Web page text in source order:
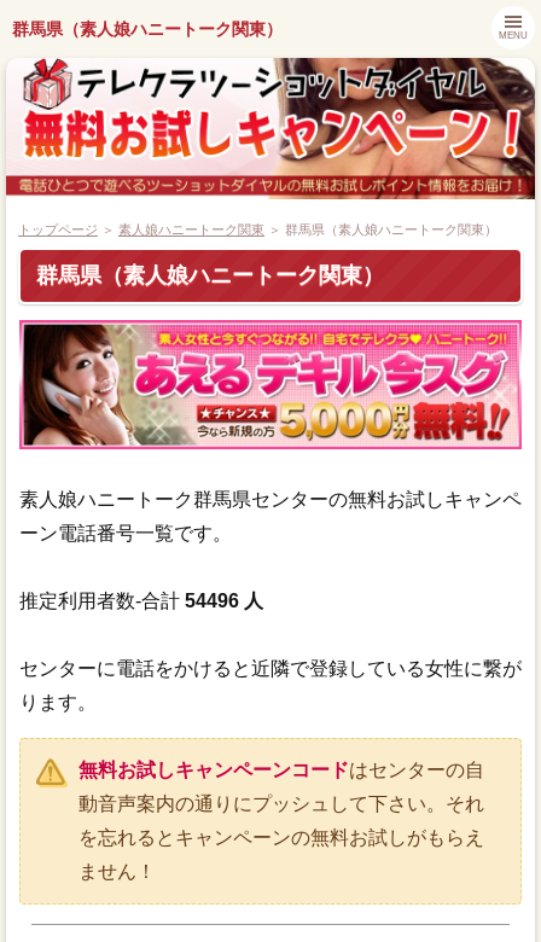
群馬県（素人娘ハニートーク関東） MENU
都道府県別キャンペーン情報
ツーショットダイヤル番組紹介
アプリでツーショットダイヤル
ツーショット関連ニュース
トップページ ＞ 素人娘ハニートーク関東 ＞ 群馬県（素人娘ハニートーク関東）
群馬県（素人娘ハニートーク関東）
素人娘ハニートーク群馬県センターの無料お試しキャンペ
ーン電話番号一覧です。
推定利用者数-合計 54496 人
センターに電話をかけると近隣で登録している女性に繋が
ります。
無料お試しキャンペーンコードはセンターの自
動音声案内の通りにプッシュして下さい。それ
を忘れるとキャンペーンの無料お試しがもらえ
ません！